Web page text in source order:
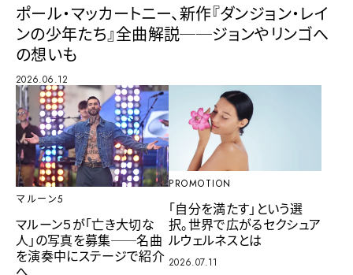
ポール・マッカートニー、新作『ダンジョン・レイ
ンの少年たち』全曲解説──ジョンやリンゴへ
の想いも
2026.06.12
マルーン5
マルーン５が「亡き大切な
人」の写真を募集──名曲
を演奏中にステージで紹介
PROMOTION
「自分を満たす」という選
択。世界で広がるセクシュア
ルウェルネスとは
2026.07.11